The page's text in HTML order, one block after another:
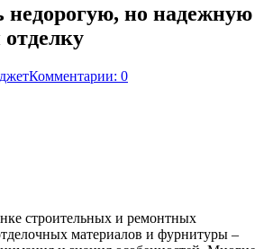
недорогую, но надежную
Комментарии: 0
строительных и ремонтных
материалов и фурнитуры –